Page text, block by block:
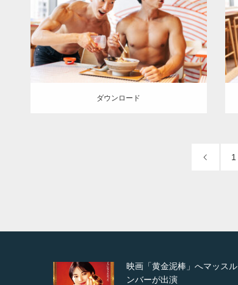
レンジの人 AKIHITO(細マッチョ)
SOSUKE 肩 こっそりプロテイン 札幌
（北海道）
ダウンロード
ダウンロード
1
映画「メカバース」舞台
ルプラスメンバーが出演